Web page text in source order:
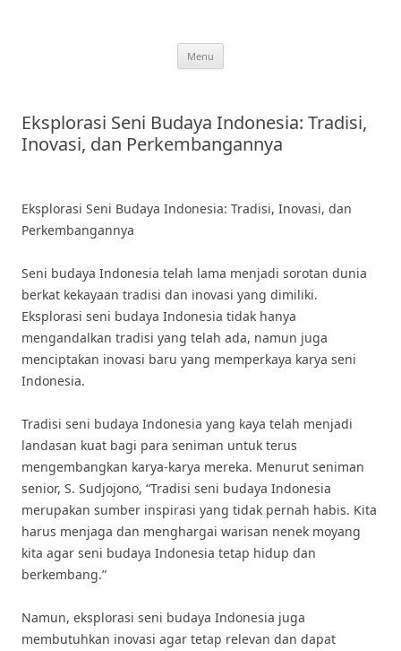
Menu
Eksplorasi Seni Budaya Indonesia: Tradisi,
Inovasi, dan Perkembangannya
Eksplorasi Seni Budaya Indonesia: Tradisi, Inovasi, dan
Perkembangannya
Seni budaya Indonesia telah lama menjadi sorotan dunia
berkat kekayaan tradisi dan inovasi yang dimiliki.
Eksplorasi seni budaya Indonesia tidak hanya
mengandalkan tradisi yang telah ada, namun juga
menciptakan inovasi baru yang memperkaya karya seni
Indonesia.
Tradisi seni budaya Indonesia yang kaya telah menjadi
landasan kuat bagi para seniman untuk terus
mengembangkan karya-karya mereka. Menurut seniman
senior, S. Sudjojono, “Tradisi seni budaya Indonesia
merupakan sumber inspirasi yang tidak pernah habis. Kita
harus menjaga dan menghargai warisan nenek moyang
kita agar seni budaya Indonesia tetap hidup dan
berkembang.”
Namun, eksplorasi seni budaya Indonesia juga
membutuhkan inovasi agar tetap relevan dan dapat